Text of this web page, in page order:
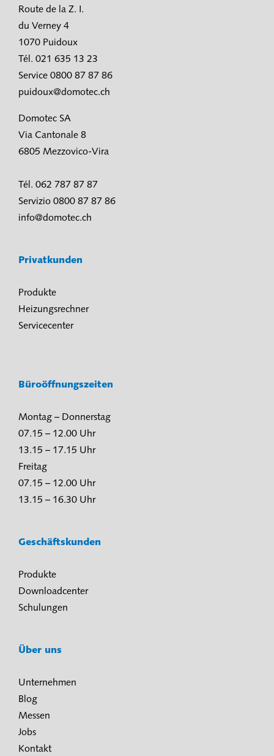
Route de la Z. I.
du Verney 4
1070 Puidoux
Tél. 021 635 13 23
Service 0800 87 87 86
puidoux@domotec.ch
Domotec SA
Via Cantonale 8
6805 Mezzovico-Vira
Tél. 062 787 87 87
Servizio 0800 87 87 86
info@domotec.ch
Privatkunden
Produkte
Heizungsrechner
Servicecenter
Büroöffnungszeiten
Montag – Donnerstag
07.15 – 12.00 Uhr
13.15 – 17.15 Uhr
Freitag
07.15 – 12.00 Uhr
13.15 – 16.30 Uhr
Geschäftskunden
Produkte
Downloadcenter
Schulungen
Über uns
Unternehmen
Blog
Messen
Jobs
Kontakt